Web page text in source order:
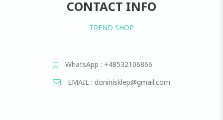
CONTACT INFO
TREND SHOP
WhatsApp : +48532106866
EMAIL : doninisklep@gmail.com